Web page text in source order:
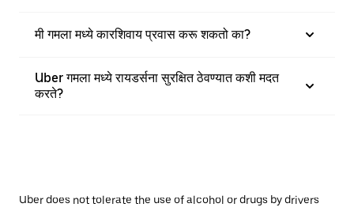
मी गमला मध्ये कारशिवाय प्रवास करू शकतो का?
Uber गमला मध्ये रायडर्सना सुरक्षित ठेवण्यात कशी मदत
करते?
Uber does not tolerate the use of alcohol or drugs by drivers